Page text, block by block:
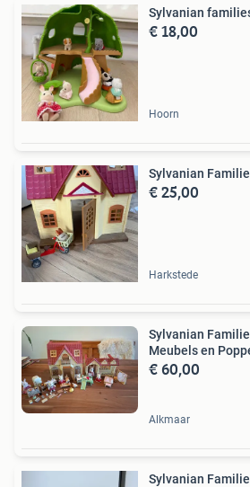
Sylvanian
€ 18,00
Hoorn
Sylvanian
€ 25,00
Harkstede
Sylvanian
Meubels en
€ 60,00
Alkmaar
Sylvanian